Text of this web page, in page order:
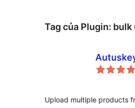
Tag của Plugin: bulk
Upload multiple products